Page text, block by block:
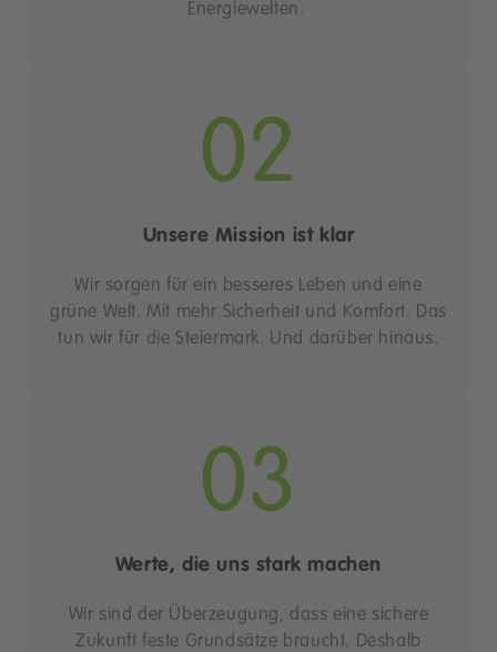
Energiewelten.
02
Unsere Mission ist klar
Wir sorgen für ein besseres Leben und eine
grüne Welt. Mit mehr Sicherheit und Komfort. Das
tun wir für die Steiermark. Und darüber hinaus.
03
Werte, die uns stark machen
Wir sind der Überzeugung, dass eine sichere
Zukunft feste Grundsätze braucht. Deshalb